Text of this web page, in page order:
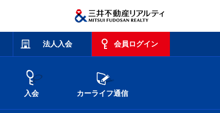
法人入会 会員ログイン
入会 カーライフ通信